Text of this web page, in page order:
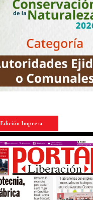
Edición Impresa